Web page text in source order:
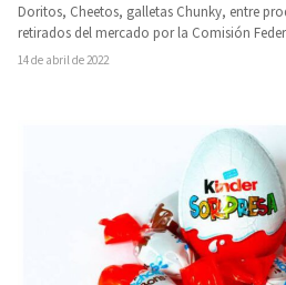
Doritos, Cheetos, galletas Chunky, entre
retirados del mercado por la Comisión
14 de abril de 2022